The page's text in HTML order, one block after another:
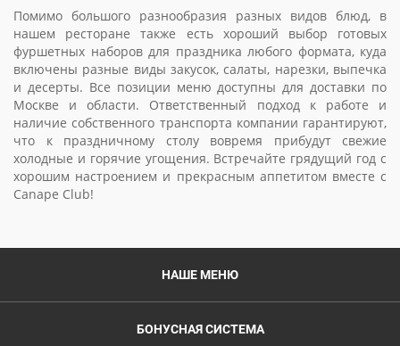
Помимо большого разнообразия разных видов блюд, в
нашем ресторане также есть хороший выбор готовых
фуршетных наборов для праздника любого формата, куда
включены разные виды закусок, салаты, нарезки, выпечка
и десерты. Все позиции меню доступны для доставки по
Москве и области. Ответственный подход к работе и
наличие собственного транспорта компании гарантируют,
что к праздничному столу вовремя прибудут свежие
холодные и горячие угощения. Встречайте грядущий год с
хорошим настроением и прекрасным аппетитом вместе с
Canape Club!
НАШЕ МЕНЮ
БОНУСНАЯ СИСТЕМА